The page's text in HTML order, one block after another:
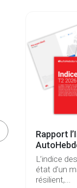
Rapport
L’indice
état d’un
résilient,...